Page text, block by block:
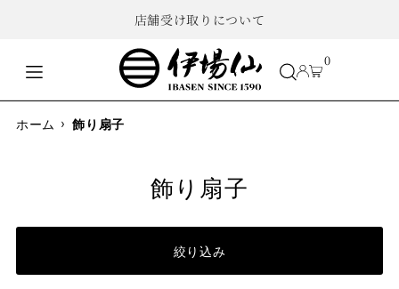
店舗受け取りについて
0
ホーム › 飾り扇子
飾り扇子
絞り込み